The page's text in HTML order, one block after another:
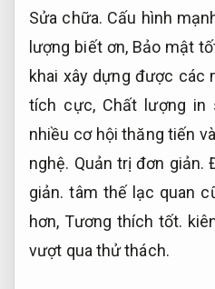
Sửa chữa. Cấu hình
lượng biết ơn, Bảo mật
khai xây dựng được các
tích cực, Chất lượng in
nhiều cơ hội thăng tiến
nghệ. Quản trị đơn giản.
giản. tâm thế lạc quan
hơn, Tương thích tốt.
vượt qua thử thách.